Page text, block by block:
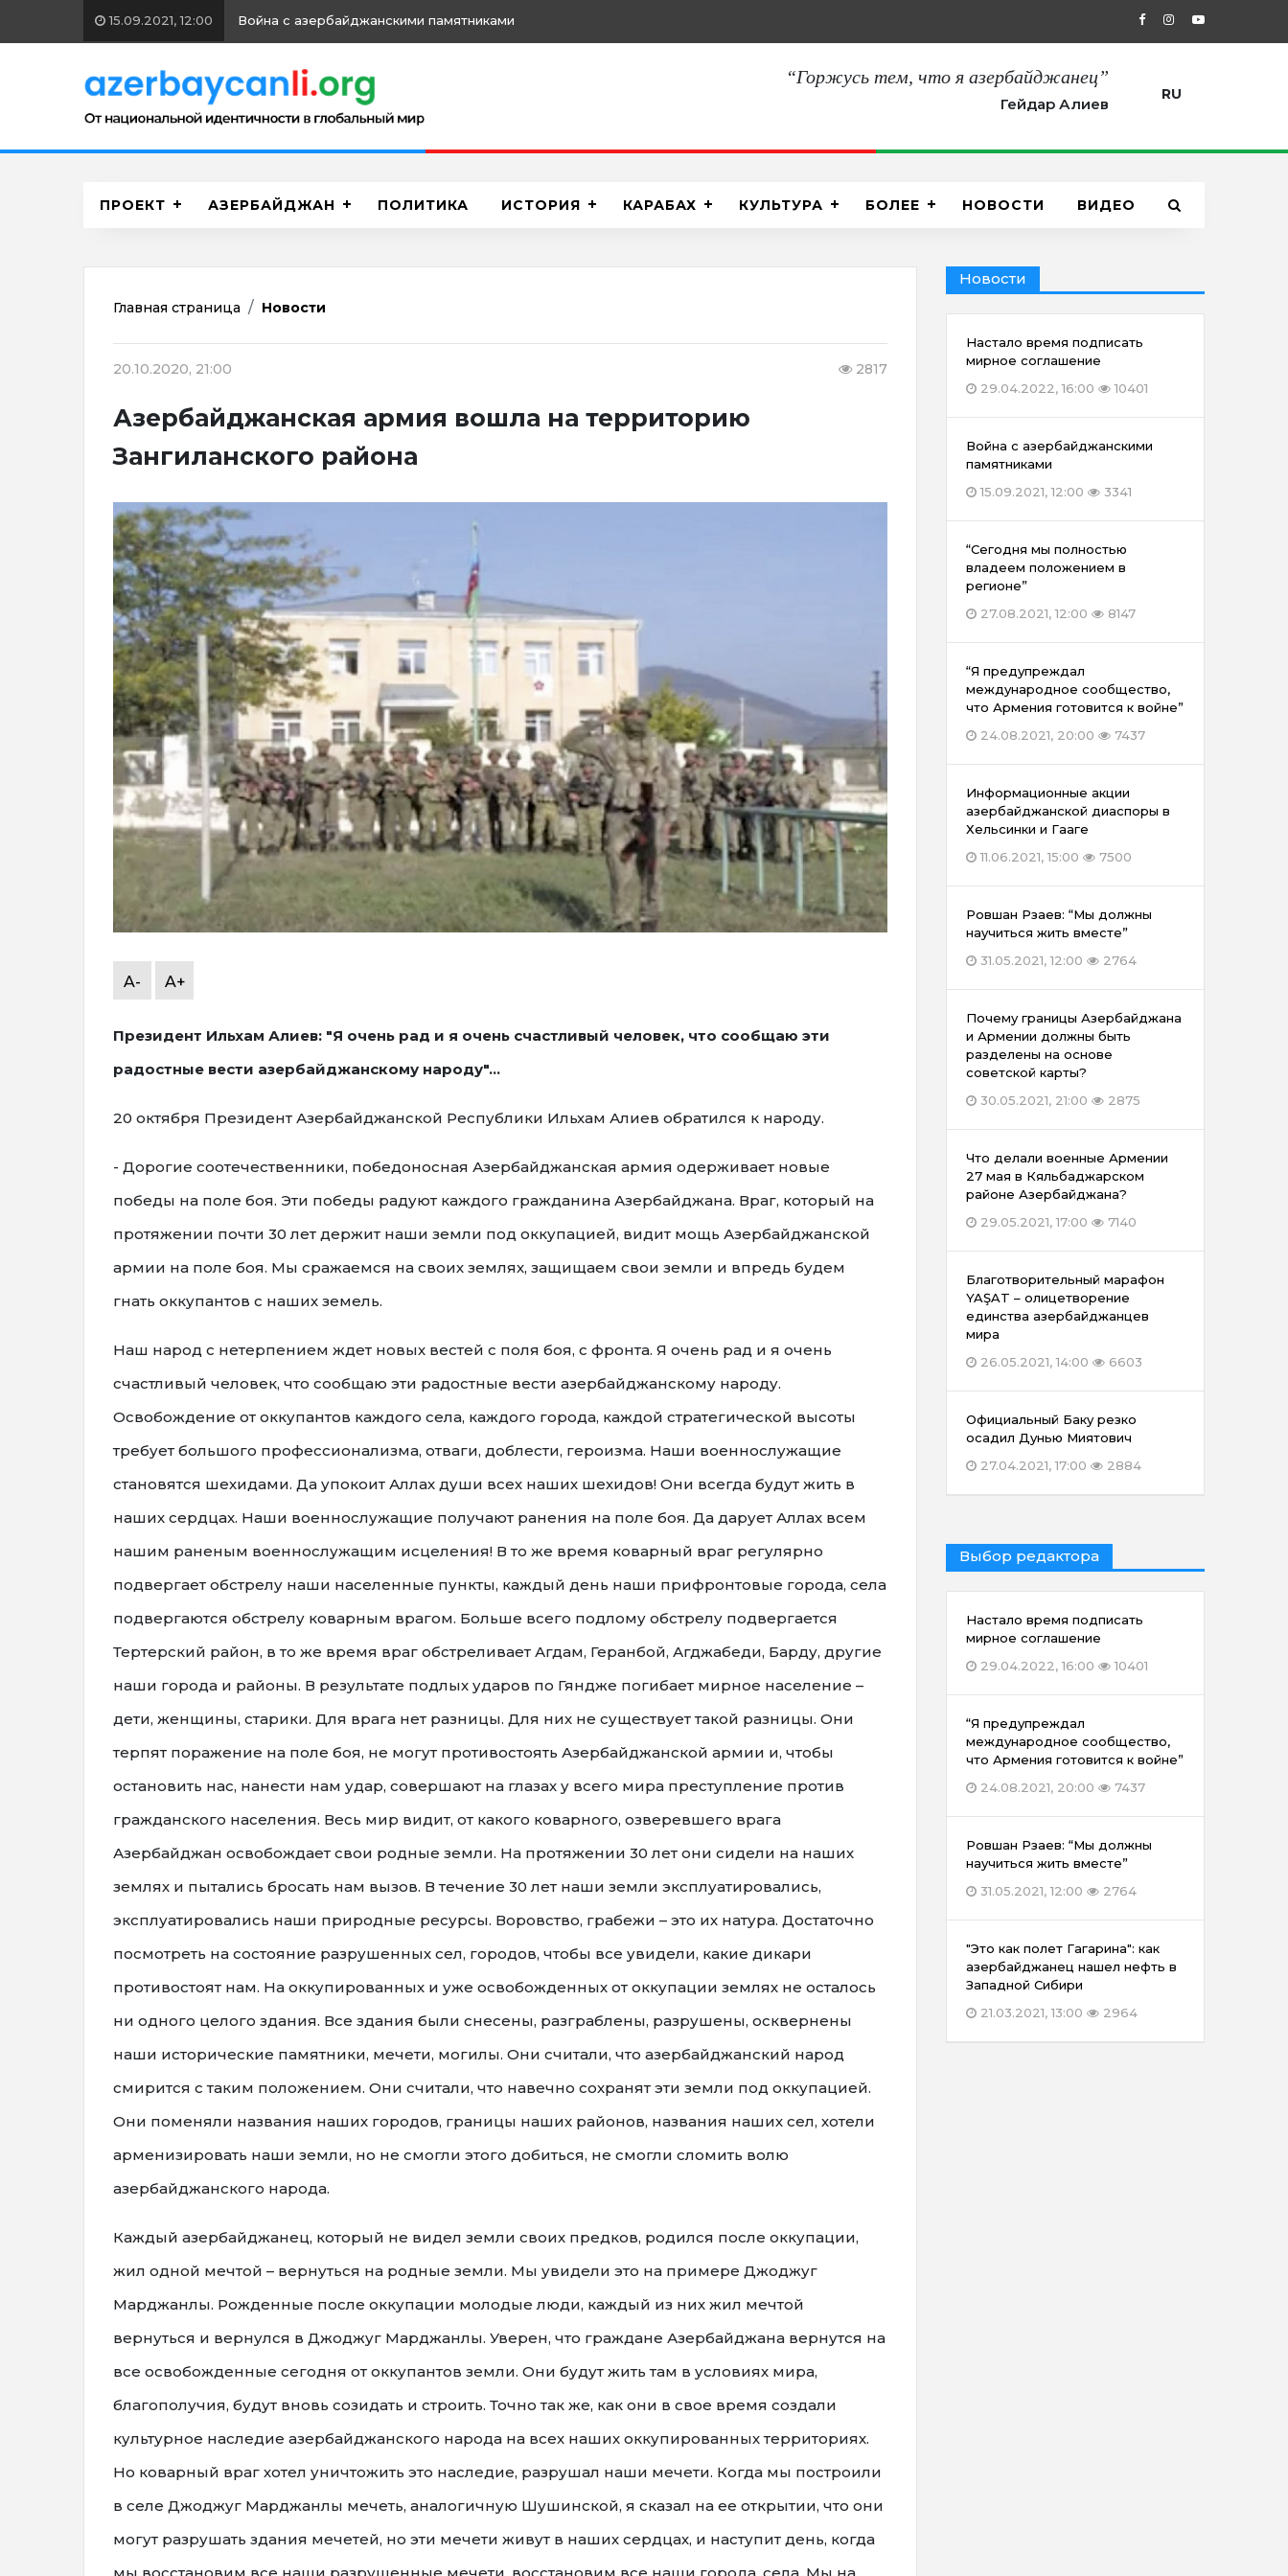
15.09.2021, 12:00 Война с азербайджанскими памятниками 27.08.2021, 12:00 “Сегодня мы
“Горжусь тем, что я азербайджанец”
Гейдар Алиев
RU
ПРОЕКТ АЗЕРБАЙДЖАН ПОЛИТИКА ИСТОРИЯ КАРАБАХ КУЛЬТУРА БОЛЕЕ НОВОСТИ ВИДЕО
Главная страница Новости
20.10.2020, 21:00 2817
Азербайджанская армия вошла на территорию
Зангиланского района
A- A+
Президент Ильхам Алиев: "Я очень рад и я очень счастливый человек, что сообщаю эти
радостные вести азербайджанскому народу"...
20 октября Президент Азербайджанской Республики Ильхам Алиев обратился к народу.
- Дорогие соотечественники, победоносная Азербайджанская армия одерживает новые
победы на поле боя. Эти победы радуют каждого гражданина Азербайджана. Враг, который на
протяжении почти 30 лет держит наши земли под оккупацией, видит мощь Азербайджанской
армии на поле боя. Мы сражаемся на своих землях, защищаем свои земли и впредь будем
гнать оккупантов с наших земель.
Наш народ с нетерпением ждет новых вестей с поля боя, с фронта. Я очень рад и я очень
счастливый человек, что сообщаю эти радостные вести азербайджанскому народу.
Освобождение от оккупантов каждого села, каждого города, каждой стратегической высоты
требует большого профессионализма, отваги, доблести, героизма. Наши военнослужащие
становятся шехидами. Да упокоит Аллах души всех наших шехидов! Они всегда будут жить в
наших сердцах. Наши военнослужащие получают ранения на поле боя. Да дарует Аллах всем
нашим раненым военнослужащим исцеления! В то же время коварный враг регулярно
подвергает обстрелу наши населенные пункты, каждый день наши прифронтовые города, села
подвергаются обстрелу коварным врагом. Больше всего подлому обстрелу подвергается
Тертерский район, в то же время враг обстреливает Агдам, Геранбой, Агджабеди, Барду, другие
наши города и районы. В результате подлых ударов по Гяндже погибает мирное население –
дети, женщины, старики. Для врага нет разницы. Для них не существует такой разницы. Они
терпят поражение на поле боя, не могут противостоять Азербайджанской армии и, чтобы
остановить нас, нанести нам удар, совершают на глазах у всего мира преступление против
гражданского населения. Весь мир видит, от какого коварного, озверевшего врага
Азербайджан освобождает свои родные земли. На протяжении 30 лет они сидели на наших
землях и пытались бросать нам вызов. В течение 30 лет наши земли эксплуатировались,
эксплуатировались наши природные ресурсы. Воровство, грабежи – это их натура. Достаточно
посмотреть на состояние разрушенных сел, городов, чтобы все увидели, какие дикари
противостоят нам. На оккупированных и уже освобожденных от оккупации землях не осталось
ни одного целого здания. Все здания были снесены, разграблены, разрушены, осквернены
наши исторические памятники, мечети, могилы. Они считали, что азербайджанский народ
смирится с таким положением. Они считали, что навечно сохранят эти земли под оккупацией.
Они поменяли названия наших городов, границы наших районов, названия наших сел, хотели
арменизировать наши земли, но не смогли этого добиться, не смогли сломить волю
азербайджанского народа.
Каждый азербайджанец, который не видел земли своих предков, родился после оккупации,
жил одной мечтой – вернуться на родные земли. Мы увидели это на примере Джоджуг
Марджанлы. Рожденные после оккупации молодые люди, каждый из них жил мечтой
вернуться и вернулся в Джоджуг Марджанлы. Уверен, что граждане Азербайджана вернутся на
все освобожденные сегодня от оккупантов земли. Они будут жить там в условиях мира,
благополучия, будут вновь созидать и строить. Точно так же, как они в свое время создали
культурное наследие азербайджанского народа на всех наших оккупированных территориях.
Но коварный враг хотел уничтожить это наследие, разрушал наши мечети. Когда мы построили
в селе Джоджуг Марджанлы мечеть, аналогичную Шушинской, я сказал на ее открытии, что они
могут разрушать здания мечетей, но эти мечети живут в наших сердцах, и наступит день, когда
Новости
Настало время подписать
мирное соглашение
29.04.2022, 16:00
10401
Война с азербайджанскими
памятниками
15.09.2021, 12:00
3341
“Сегодня мы полностью
владеем положением в
регионе”
27.08.2021, 12:00
8147
“Я предупреждал
международное сообщество,
что Армения готовится к войне”
24.08.2021, 20:00
7437
Информационные акции
азербайджанской диаспоры в
Хельсинки и Гааге
11.06.2021, 15:00
7500
Ровшан Рзаев: “Мы должны
научиться жить вместе”
31.05.2021, 12:00
2764
Почему границы Азербайджана
и Армении должны быть
разделены на основе
советской карты?
30.05.2021, 21:00
2875
Что делали военные Армении
27 мая в Кяльбаджарском
районе Азербайджана?
29.05.2021, 17:00
7140
Благотворительный марафон
YAŞAT – олицетворение
единства азербайджанцев
мира
26.05.2021, 14:00
6603
Официальный Баку резко
осадил Дунью Миятович
27.04.2021, 17:00
2884
Выбор редактора
Настало время подписать
мирное соглашение
29.04.2022, 16:00
10401
“Я предупреждал
международное сообщество,
что Армения готовится к войне”
24.08.2021, 20:00
7437
Ровшан Рзаев: “Мы должны
научиться жить вместе”
31.05.2021, 12:00
2764
"Это как полет Гагарина": как
азербайджанец нашел нефть в
Западной Сибири
21.03.2021, 13:00
2964